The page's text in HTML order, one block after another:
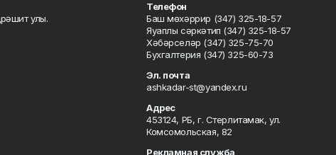
улы.
Телефон
Баш мөхәррир (347) 325-18-57
Яуаплы сәркәтип (347) 325-18-57
Хәбәрселәр (347) 325-75-70
Бухгалтерия (347) 325-60-73
Эл. почта
ashkadar-st@yandex.ru
Адрес
453124, РБ, г. Стерлитамак, ул.
Комсомольская, 82
Рекламная служба